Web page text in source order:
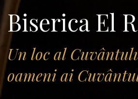
Biserica El
Un loc al
oameni ai